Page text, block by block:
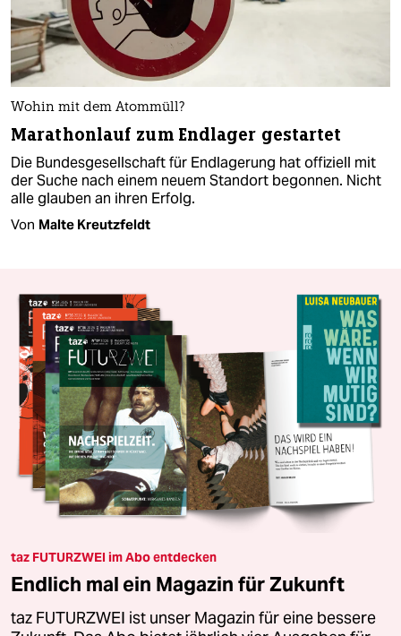
Wohin mit dem Atommüll?
Marathonlauf zum Endlager gestartet
Die Bundesgesellschaft für Endlagerung hat offiziell mit
der Suche nach einem neuem Standort begonnen. Nicht
alle glauben an ihren Erfolg.
Von Malte Kreutzfeldt
taz FUTURZWEI im Abo entdecken
Endlich mal ein Magazin für Zukunft
taz FUTURZWEI ist unser Magazin für eine bessere